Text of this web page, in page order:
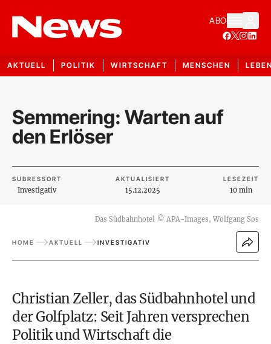
ABO
AKTUELL POLITIK WIRTSCHAFT MENSCHEN
Semmering: Warten auf
den Erlöser
SUBRESSORT
Investigativ
AKTUALISIERT
15.12.2025
LESEZEIT
10 min
Das Südbahnhotel © APA-Images, Wolfgang Sos
HOME AKTUELL INVESTIGATIV
Christian Zeller, das Südbahnhotel und
der Golfplatz: Seit Jahren versprechen
Politik und Wirtschaft die